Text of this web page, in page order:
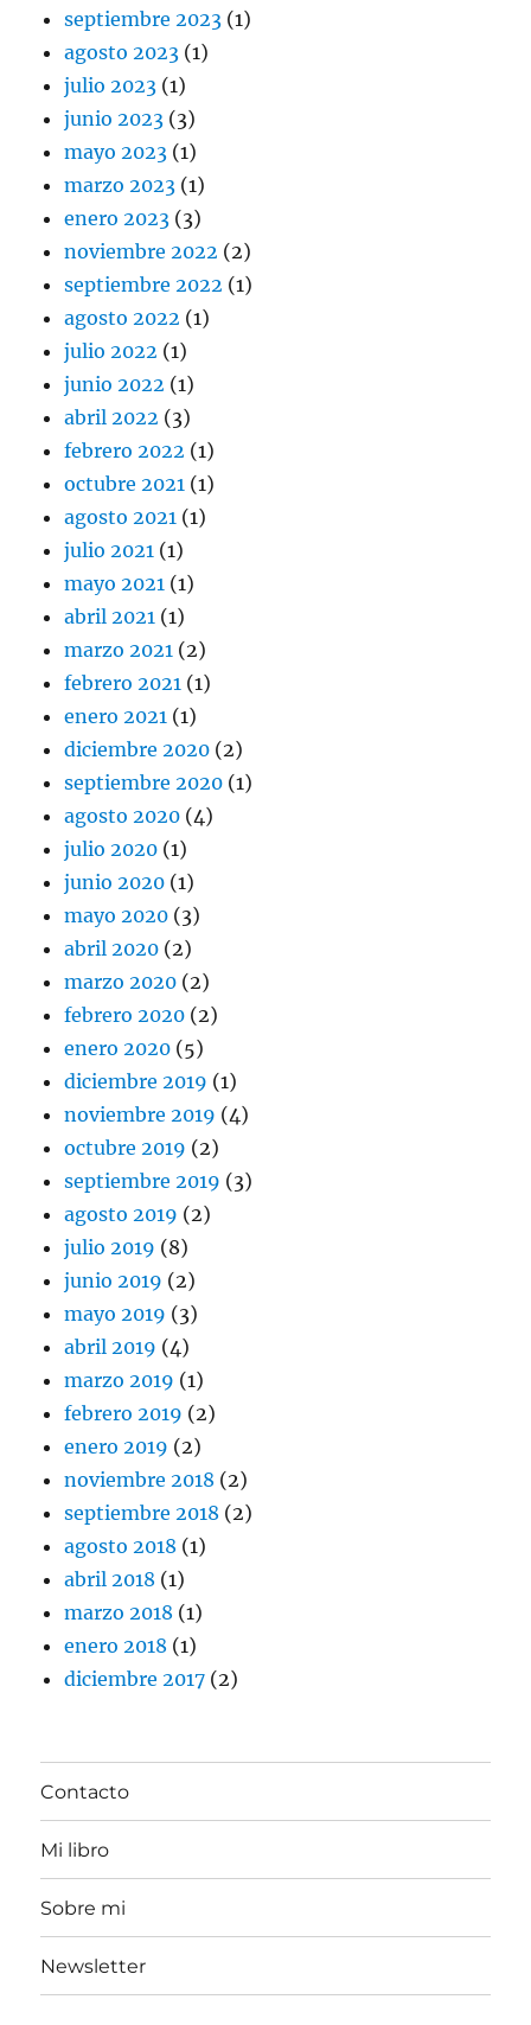
septiembre 2023 (1)
agosto 2023 (1)
julio 2023 (1)
junio 2023 (3)
mayo 2023 (1)
marzo 2023 (1)
enero 2023 (3)
noviembre 2022 (2)
septiembre 2022 (1)
agosto 2022 (1)
julio 2022 (1)
junio 2022 (1)
abril 2022 (3)
febrero 2022 (1)
octubre 2021 (1)
agosto 2021 (1)
julio 2021 (1)
mayo 2021 (1)
abril 2021 (1)
marzo 2021 (2)
febrero 2021 (1)
enero 2021 (1)
diciembre 2020 (2)
septiembre 2020 (1)
agosto 2020 (4)
julio 2020 (1)
junio 2020 (1)
mayo 2020 (3)
abril 2020 (2)
marzo 2020 (2)
febrero 2020 (2)
enero 2020 (5)
diciembre 2019 (1)
noviembre 2019 (4)
octubre 2019 (2)
septiembre 2019 (3)
agosto 2019 (2)
julio 2019 (8)
junio 2019 (2)
mayo 2019 (3)
abril 2019 (4)
marzo 2019 (1)
febrero 2019 (2)
enero 2019 (2)
noviembre 2018 (2)
septiembre 2018 (2)
agosto 2018 (1)
abril 2018 (1)
marzo 2018 (1)
enero 2018 (1)
diciembre 2017 (2)
Contacto
Mi libro
Sobre mi
Newsletter